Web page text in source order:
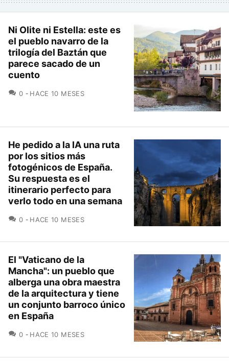
Ni Olite ni Estella: este es
el pueblo navarro de la
trilogía del Baztán que
parece sacado de un
cuento
0 COMENTARIOS
HACE 10 MESES
He pedido a la IA una ruta
por los sitios más
fotogénicos de España.
Su respuesta es el
itinerario perfecto para
verlo todo en una semana
0 COMENTARIOS
HACE 10 MESES
El "Vaticano de la
Mancha": un pueblo que
alberga una obra maestra
de la arquitectura y tiene
un conjunto barroco único
en España
0 COMENTARIOS
HACE 10 MESES